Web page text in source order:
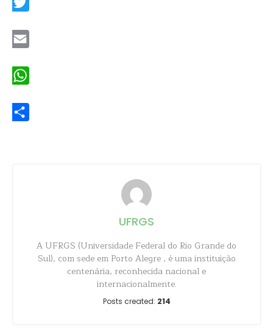
UFRGS
A UFRGS (Universidade Federal do Rio Grande do
Sul), com sede em Porto Alegre , é uma instituição
centenária, reconhecida nacional e
internacionalmente.
Posts created: 214